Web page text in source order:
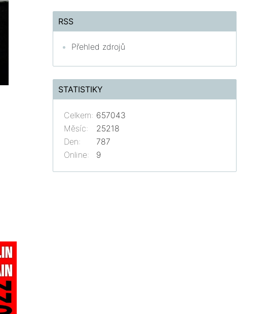
RSS
Přehled zdrojů
STATISTIKY
Online: 9
Celkem: 657043
Měsíc:
25218
Den:
787